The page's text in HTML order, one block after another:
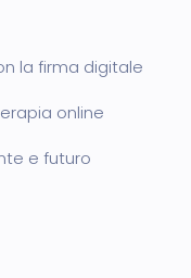
la firma digitale
online
e futuro